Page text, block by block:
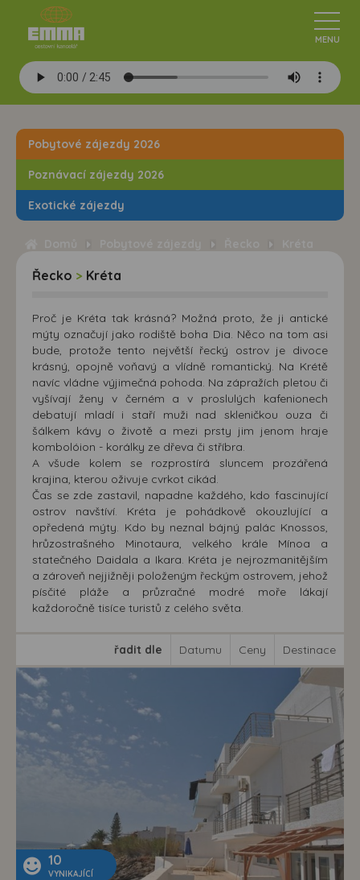
Pobytové zájezdy 2026
Poznávací zájezdy 2026
Exotické zájezdy
Řecko > Kréta
Proč je Kréta tak krásná? Možná proto, že ji antické
mýty označují jako rodiště boha Dia. Něco na tom asi
bude, protože tento největší řecký ostrov je divoce
krásný, opojně voňavý a vlídně romantický. Na Krétě
navíc vládne výjimečná pohoda. Na zápražích pletou či
vyšívají ženy v černém a v proslulých kafenionech
debatují mladí i staří muži nad skleničkou ouza či
šálkem kávy o životě a mezi prsty jim jenom hraje
kombolóion - korálky ze dřeva či stříbra.
A všude kolem se rozprostírá sluncem prozářená
krajina, kterou oživuje cvrkot cikád.
Čas se zde zastavil, napadne každého, kdo fascinující
ostrov navštíví. Kréta je pohádkově okouzlující a
opředená mýty. Kdo by neznal bájný palác Knossos,
hrůzostrašného Minotaura, velkého krále Mínoa a
statečného Daidala a Ikara. Kréta je nejrozmanitějším
a zároveň nejjižněji položeným řeckým ostrovem, jehož
písčité pláže a průzračné modré moře lákají
každoročně tisíce turistů z celého světa.
řadit dle Datumu Ceny Destinace
10
VYNIKAJÍCÍ